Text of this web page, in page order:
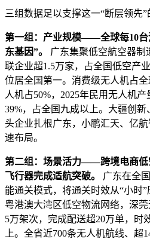
三组数据足以支撑这一“断层领先”
第一组：产业规模——全球每10台
东基因”。
广东集聚低空航空器制
联企业超1.5万家，占全国低空产
位居全国第一。消费级无人机占
人机占50%，2025年民用无人机
39%，占全国九成以上。大疆创
头企业扎根广东，小鹏汇天、亿
速布局。
第二组：场景活力——跨境电商低
飞行器完成适航突破。
广东在全
能通关模式，将通关时效从“小时
粤港澳大湾区低空物流网络，深
5万架次，完成配送超20万单，时
上。全省近700条无人机航线、超